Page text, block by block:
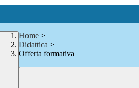
Home >
Didattica >
Offerta formativa